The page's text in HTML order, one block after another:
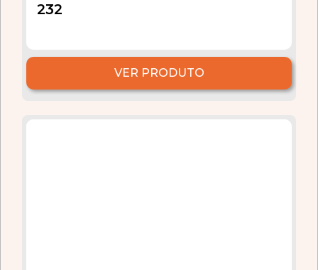
232
VER PRODUTO